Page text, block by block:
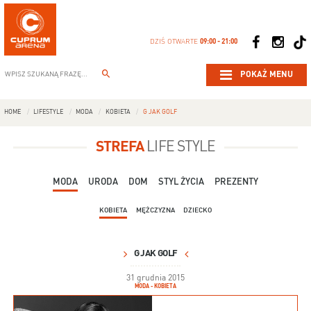
DZIŚ OTWARTE09:00 - 21:00
POKAŻ MENU
HOME LIFESTYLE MODA KOBIETA G JAK GOLF
STREFALIFE STYLE
MODA URODA DOM STYL ŻYCIA PREZENTY
KOBIETA MĘŻCZYZNA DZIECKO
G JAK GOLF
31 grudnia 2015
MODA - KOBIETA